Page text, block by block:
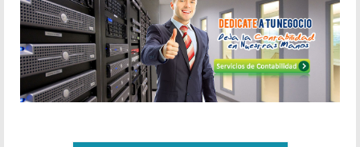
Quiénes Somos
Staff
Servicios Contables y Financieros